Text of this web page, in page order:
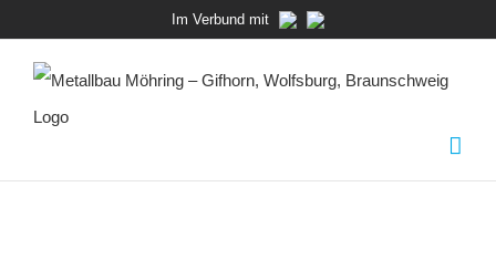
springen
Im Verbund mit